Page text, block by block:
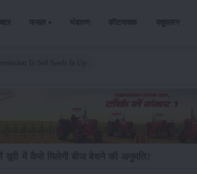
फसल भंडारण कीटनाशक पशुपालन